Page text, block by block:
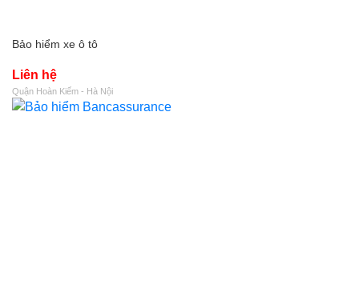
Bảo hiểm xe ô tô
Liên hệ
Quận Hoàn Kiếm - Hà Nội